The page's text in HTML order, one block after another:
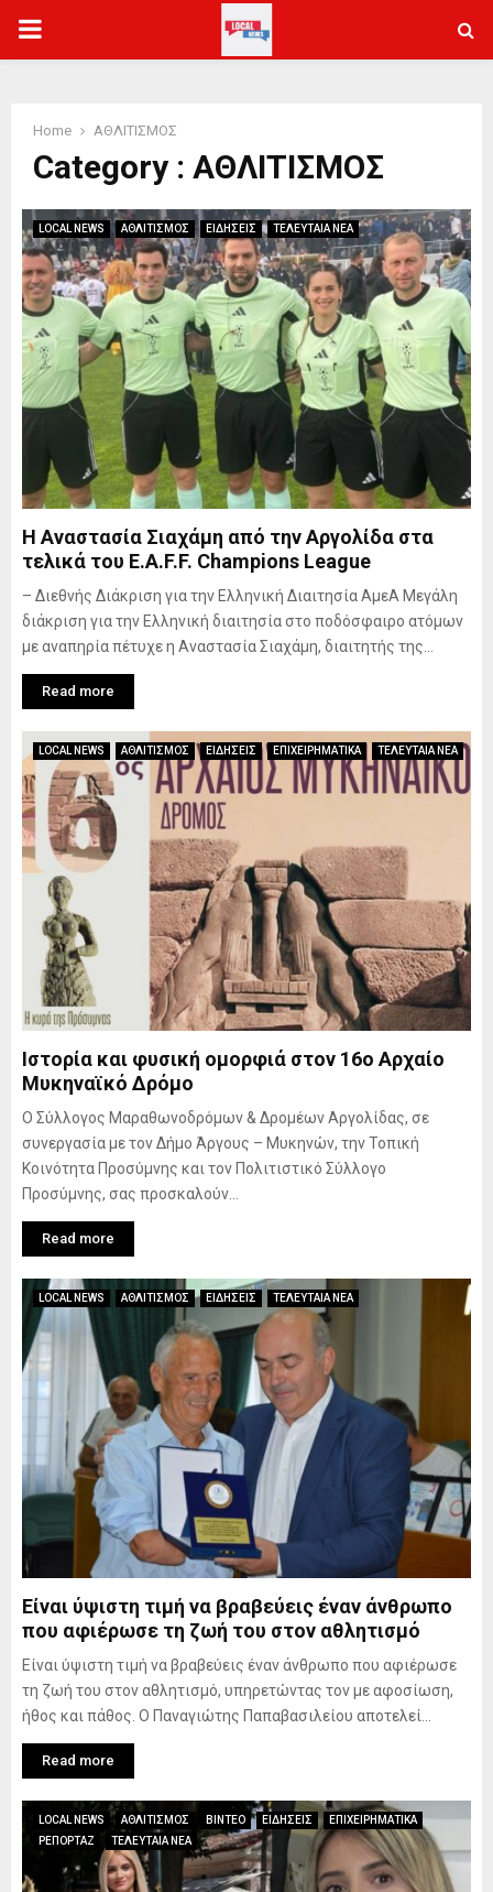
PRIMARY
Home ΑΘΛΙΤΙΣΜΟΣ
Category : ΑΘΛΙΤΙΣΜΟΣ
LOCAL NEWS ΑΘΛΙΤΙΣΜΟΣ ΕΙΔΗΣΕΙΣ ΤΕΛΕΥΤΑΙΑ ΝΕΑ
Η Αναστασία Σιαχάμη από την Αργολίδα στα
τελικά του E.A.F.F. Champions League
– Διεθνής Διάκριση για την Ελληνική Διαιτησία ΑμεΑ Μεγάλη
διάκριση για την Ελληνική διαιτησία στο ποδόσφαιρο ατόμων
με αναπηρία πέτυχε η Αναστασία Σιαχάμη, διαιτητής της...
Read more
LOCAL NEWS ΑΘΛΙΤΙΣΜΟΣ ΕΙΔΗΣΕΙΣ ΕΠΙΧΕΙΡΗΜΑΤΙΚΑ ΤΕΛΕΥΤΑΙΑ ΝΕΑ
Ιστορία και φυσική ομορφιά στον 16ο Αρχαίο
Μυκηναϊκό Δρόμο
Ο Σύλλογος Μαραθωνοδρόμων & Δρομέων Αργολίδας, σε
συνεργασία με τον Δήμο Άργους – Μυκηνών, την Τοπική
Κοινότητα Προσύμνης και τον Πολιτιστικό Σύλλογο
Προσύμνης, σας προσκαλούν...
Read more
LOCAL NEWS ΑΘΛΙΤΙΣΜΟΣ ΕΙΔΗΣΕΙΣ ΤΕΛΕΥΤΑΙΑ ΝΕΑ
Είναι ύψιστη τιμή να βραβεύεις έναν άνθρωπο
που αφιέρωσε τη ζωή του στον αθλητισμό
Είναι ύψιστη τιμή να βραβεύεις έναν άνθρωπο που αφιέρωσε
τη ζωή του στον αθλητισμό, υπηρετώντας τον με αφοσίωση,
ήθος και πάθος. Ο Παναγιώτης Παπαβασιλείου αποτελεί...
Read more
LOCAL NEWS ΑΘΛΙΤΙΣΜΟΣ ΒΙΝΤΕΟ ΕΙΔΗΣΕΙΣ
ΕΠΙΧΕΙΡΗΜΑΤΙΚΑ
ΡΕΠΟΡΤΑΖ
ΤΕΛΕΥΤΑΙΑ ΝΕΑ